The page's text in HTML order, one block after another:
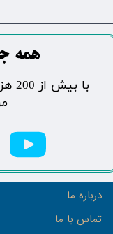
درباره ما
تماس با ما
​​​همه
​با